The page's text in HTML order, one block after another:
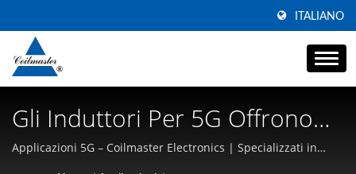
ITALIANO
Gli Induttori Per 5G Offrono
Un Funzionamento Efficace |
Applicazioni 5G – Coilmaster Electronics | Specializzati in